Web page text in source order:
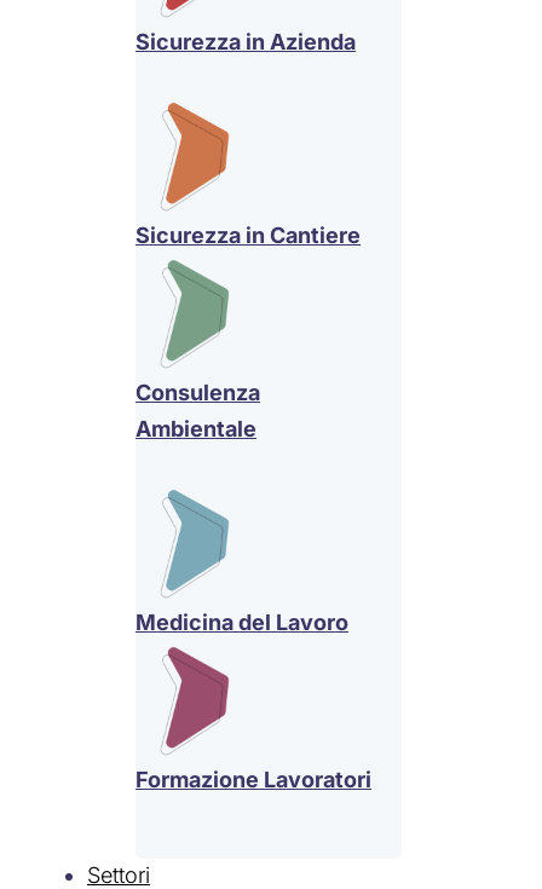
Sicurezza in Azienda
Sicurezza in Cantiere
Consulenza
Ambientale
Medicina del Lavoro
Formazione Lavoratori
Settori